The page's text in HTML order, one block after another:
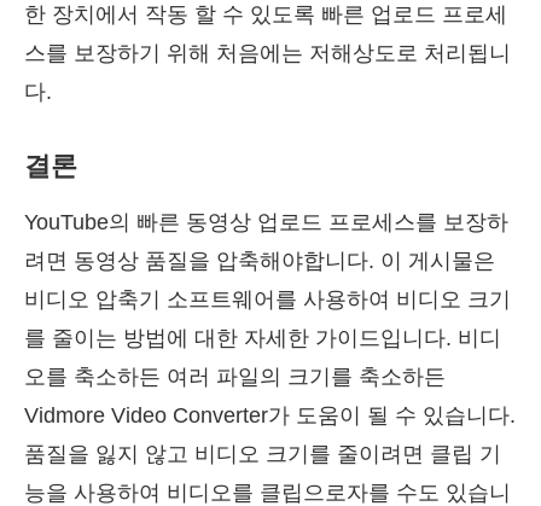
한 장치에서 작동 할 수 있도록 빠른 업로드 프로세
스를 보장하기 위해 처음에는 저해상도로 처리됩니
다.
결론
YouTube의 빠른 동영상 업로드 프로세스를 보장하
려면 동영상 품질을 압축해야합니다. 이 게시물은
비디오 압축기 소프트웨어를 사용하여 비디오 크기
를 줄이는 방법에 대한 자세한 가이드입니다. 비디
오를 축소하든 여러 파일의 크기를 축소하든
Vidmore Video Converter가 도움이 될 수 있습니다.
품질을 잃지 않고 비디오 크기를 줄이려면 클립 기
능을 사용하여 비디오를 클립으로자를 수도 있습니